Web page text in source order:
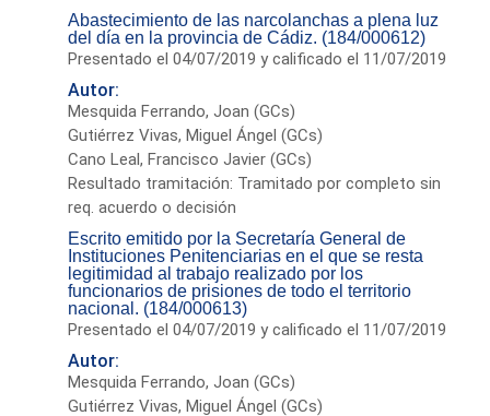
Abastecimiento de las narcolanchas a plena luz
del día en la provincia de Cádiz. (184/000612)
Presentado el 04/07/2019 y calificado el 11/07/2019
Autor:
Mesquida Ferrando, Joan (GCs)
Gutiérrez Vivas, Miguel Ángel (GCs)
Cano Leal, Francisco Javier (GCs)
Resultado tramitación: Tramitado por completo sin
req. acuerdo o decisión
Escrito emitido por la Secretaría General de
Instituciones Penitenciarias en el que se resta
legitimidad al trabajo realizado por los
funcionarios de prisiones de todo el territorio
nacional. (184/000613)
Presentado el 04/07/2019 y calificado el 11/07/2019
Autor:
Mesquida Ferrando, Joan (GCs)
Gutiérrez Vivas, Miguel Ángel (GCs)